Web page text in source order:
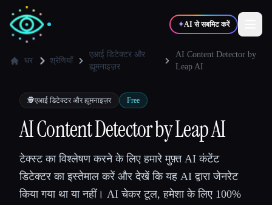
✦AI से सबमिट करें
💻 डेवलपर्स 📈मार्केटर्स
🎓विद्यार्थी 🎬क्रिएटर्स
घर श्रेणियाँ
एआई डिटेक्टर और
ह्यूमनाइज़र
AI Content Detector by
Leap AI
🕵️एआई डिटेक्टर और ह्यूमनाइज़र Free
AI Content Detector by Leap AI
टेक्स्ट का विश्लेषण करने के लिए हमारे मुफ़्त AI कंटेंट
डिटेक्टर का इस्तेमाल करें और देखें कि यह AI द्वारा जेनरेट
किया गया था या नहीं। AI चेकर टूल, हमेशा के लिए 100%